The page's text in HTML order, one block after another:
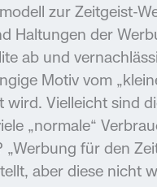
zur Zeitgeist-
Haltungen der
ab und
Motiv vom
wird. Vielleicht sind
„normale“
„Werbung für den
aber diese nicht